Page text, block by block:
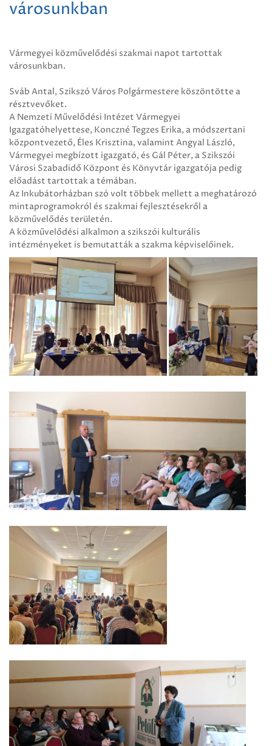
városunkban
Vármegyei közművelődési szakmai napot tartottak
városunkban.
Sváb Antal, Szikszó Város Polgármestere köszöntötte a
résztvevőket.
A Nemzeti Művelődési Intézet Vármegyei
Igazgatóhelyettese, Konczné Tegzes Erika, a módszertani
központvezető, Éles Krisztina, valamint Angyal László,
Vármegyei megbízott igazgató, és Gál Péter, a Szikszói
Városi Szabadidő Központ és Könyvtár igazgatója pedig
előadást tartottak a témában.
Az Inkubátorházban szó volt többek mellett a meghatározó
mintaprogramokról és szakmai fejlesztésekről a
közművelődés területén.
A közművelődési alkalmon a szikszói kulturális
intézményeket is bemutatták a szakma képviselőinek.